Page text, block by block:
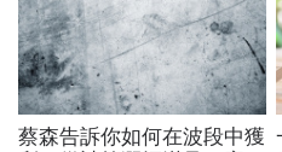
蔡森告訴你如何在波段中獲